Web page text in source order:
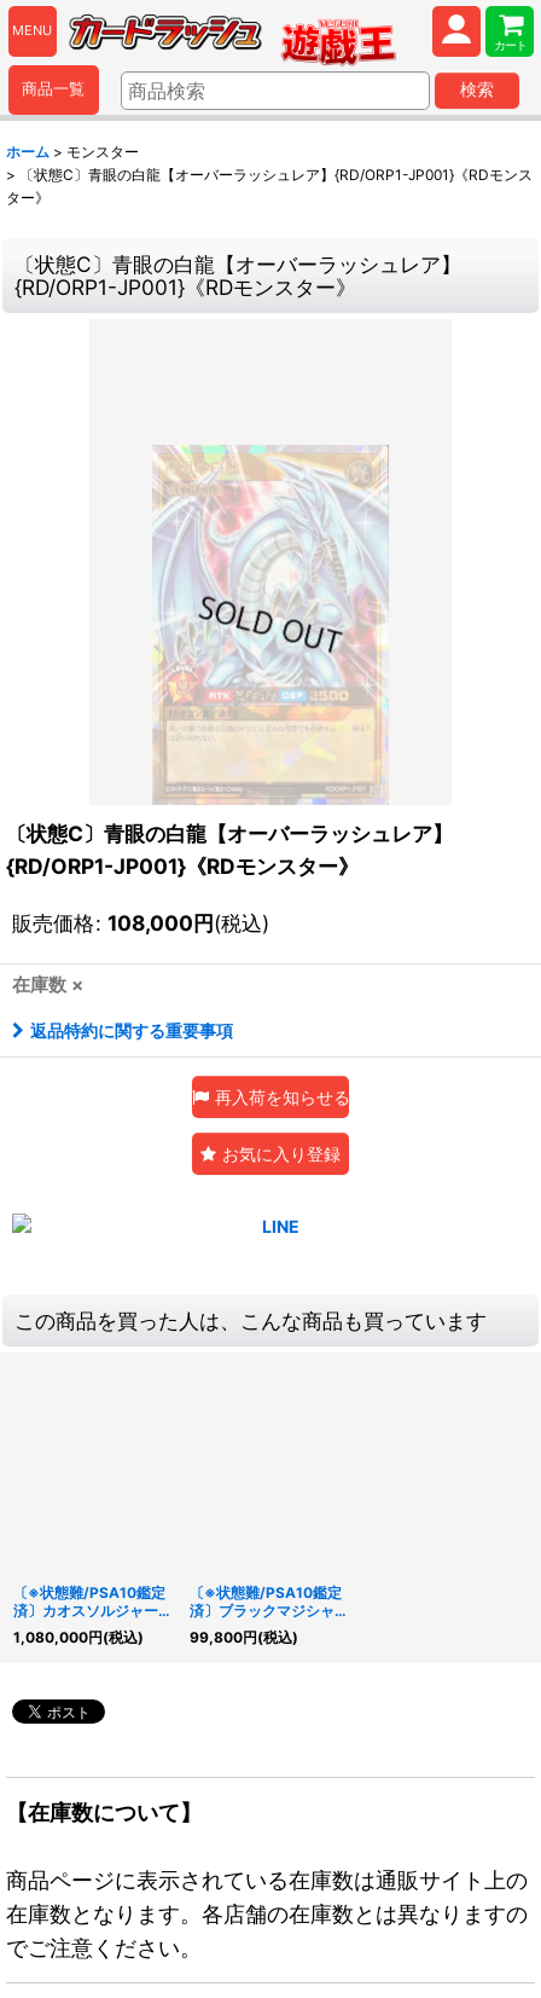
MENU
カート
商品一覧 検索
ホーム > モンスター
>
〔状態C〕青眼の白龍【オーバーラッシュレア】{RD/ORP1-JP001}《RDモンス
ター》
〔状態C〕青眼の白龍【オーバーラッシュレア】
{RD/ORP1-JP001}《RDモンスター》
〔状態C〕青眼の白龍【オーバーラッシュレア】
{RD/ORP1-JP001}《RDモンスター》
販売価格: 108,000円(税込)
在庫数 ×
返品特約に関する重要事項
再入荷を知らせる
お気に入り登録
この商品を買った人は、こんな商品も買っています
〔※状態難/PSA10鑑定
済〕カオスソルジャー
【レリーフ】{304-
054}《儀式》
1,080,000円(税込)
〔※状態難/PSA10鑑定
済〕ブラックマジシャン
ガール【ホログラフィッ
ク】{DP23-JP000}
99,800円(税込)
【在庫数について】
商品ページに表示されている在庫数は通販サイト上の
在庫数となります。各店舗の在庫数とは異なりますの
でご注意ください。